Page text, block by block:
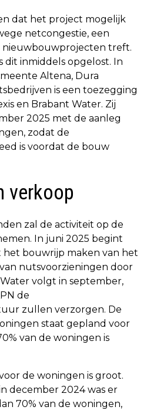
dat het project mogelijk
netcongestie, een
nieuwbouwprojecten treft.
dit inmiddels opgelost. In
Altena, Dura
is een toezegging
en Brabant Water. Zij
2025 met de aanleg
zodat de
is voordat de bouw
verkoop
zal de activiteit op de
In juni 2025 begint
het bouwrijp maken van het
nutsvoorzieningen door
volgt in september,
de
zullen verzorgen. De
staat gepland voor
van de woningen is
de woningen is groot.
december 2024 was er
70% van de woningen,